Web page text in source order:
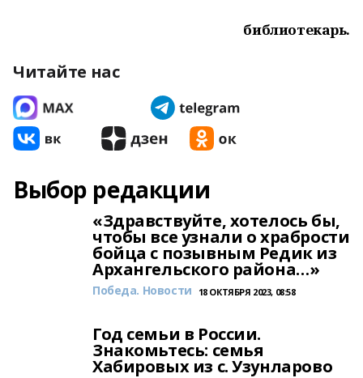
библиотекарь.
Читайте нас
Выбор редакции
«Здравствуйте, хотелось бы,
чтобы все узнали о храбрости
бойца с позывным Редик из
Архангельского района…»
Победа. Новости 18 ОКТЯБРЯ 2023, 08:58
Год семьи в России.
Знакомьтесь: семья
Хабировых из с. Узунларово